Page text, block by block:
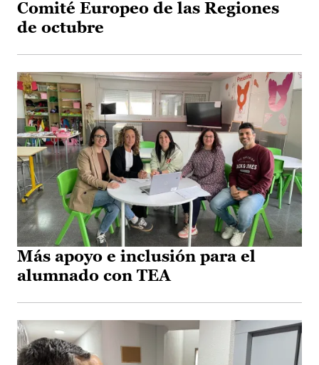
Comité Europeo de las Regiones
de octubre
Más apoyo e inclusión para el
alumnado con TEA